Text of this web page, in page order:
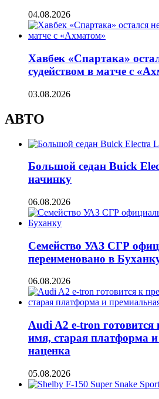
04.08.2026
Хавбек «Спартака»
судейством в матче с
03.08.2026
АВТО
Большой седан Buick
начинку
06.08.2026
Семейство УАЗ СГР
переименовано в
06.08.2026
Audi A2 e-tron готовится
имя, старая платформа
наценка
05.08.2026